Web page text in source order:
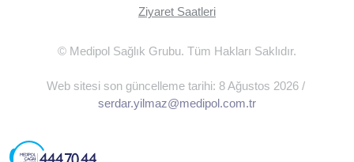
Ziyaret Saatleri
© Medipol Sağlık Grubu. Tüm Hakları Saklıdır.
Web sitesi son güncelleme tarihi: 8 Ağustos 2026 /
serdar.yilmaz@medipol.com.tr